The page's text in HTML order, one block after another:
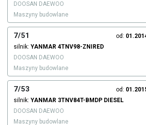
DOOSAN DAEWOO
Maszyny budowlane
7/51 od:
silnik: YANMAR 4TNV98-ZNIRED
DOOSAN DAEWOO
Maszyny budowlane
7/53 od:
silnik: YANMAR 3TNV84T-BMDP DIESEL
DOOSAN DAEWOO
Maszyny budowlane